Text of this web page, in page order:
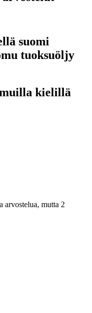
suomi
tuoksuöljy
kielillä
arvostelua, mutta 2